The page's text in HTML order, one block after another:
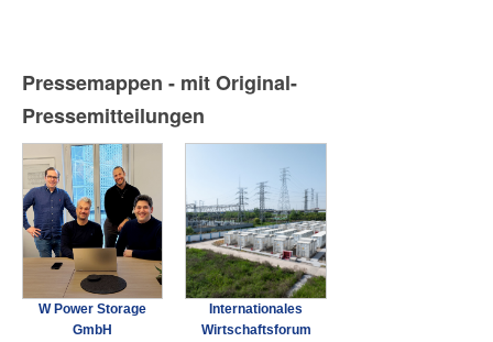
Pressemappen - mit Original-
Pressemitteilungen
W Power Storage
GmbH
Internationales
Wirtschaftsforum